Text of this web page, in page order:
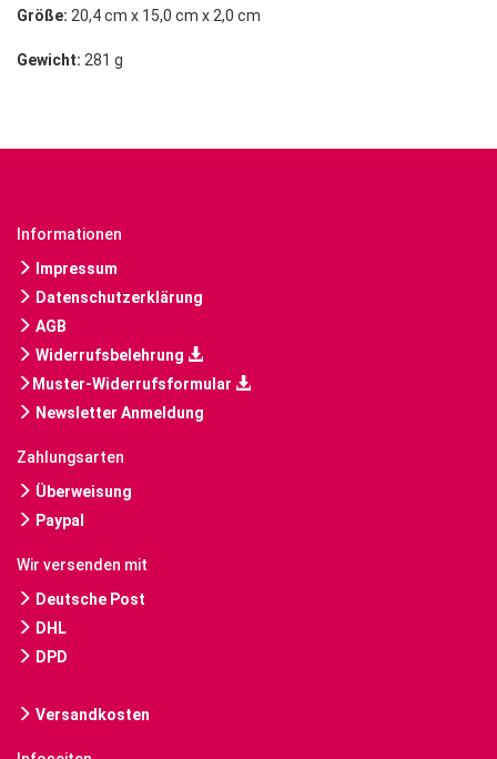
Größe: 20,4 cm x 15,0 cm x 2,0 cm
Gewicht: 281 g
Informationen
Impressum
Datenschutzerklärung
AGB
Widerrufsbelehrung
Muster-Widerrufsformular
Newsletter Anmeldung
Zahlungsarten
Überweisung
Paypal
Wir versenden mit
Deutsche Post
DHL
DPD
Versandkosten